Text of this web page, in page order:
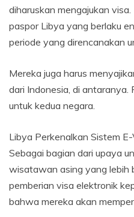
diharuskan mengajukan
paspor Libya yang berlaku
periode yang direncanakan
Mereka juga harus
dari Indonesia, di
untuk kedua negara.
Libya Perkenalkan Sistem
Sebagai bagian dari upaya
wisatawan asing yang lebih
pemberian visa elektronik
bahwa mereka akan